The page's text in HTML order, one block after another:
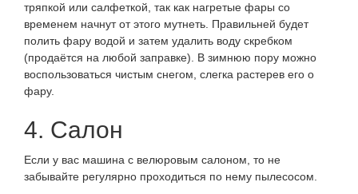
тряпкой или салфеткой, так как нагретые фары со
временем начнут от этого мутнеть. Правильней будет
полить фару водой и затем удалить воду скребком
(продаётся на любой заправке). В зимнюю пору можно
воспользоваться чистым снегом, слегка растерев его о
фару.
4. Салон
Если у вас машина с велюровым салоном, то не
забывайте регулярно проходиться по нему пылесосом.